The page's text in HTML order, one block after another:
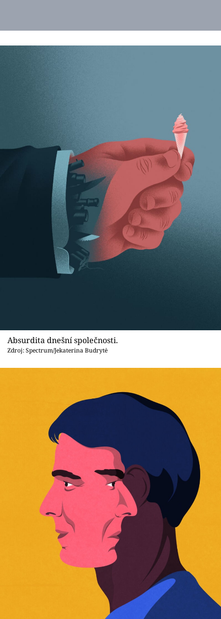
Absurdita dnešní společnosti.
Zdroj: Spectrum/Jekaterina Budrytė